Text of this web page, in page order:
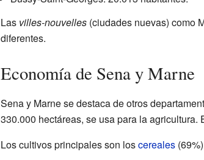
Las villes-nouvelles(ciudades nuevas) como
diferentes.
Economía de Sena y Marne
Sena y Marne se destaca de otros
330.000 hectáreas, se usa para la
Los cultivos principales son loscereales